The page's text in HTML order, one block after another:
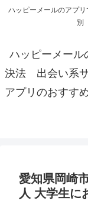
ハッピーメールのアプ
別
ハッピーメール
決法 出会い系
アプリのおす
愛知県岡崎
人 大学生に